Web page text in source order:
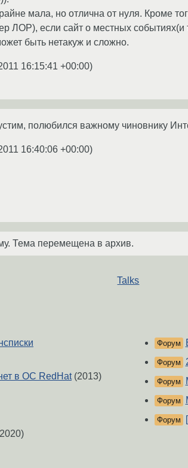
мала, но отлична от нуля. Кроме
ЛОР), если сайт о местных
быть нетакуж и сложно.
16:15:41 +00:00)
полюбился важному чиновнику
16:40:06 +00:00)
Тема перемещена в архив.
Talks
в ОС RedHat(2013)
Форум
Форум
Форум
Форум
Форум